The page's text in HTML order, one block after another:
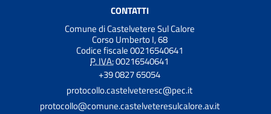
CONTATTI
Comune di Castelvetere Sul Calore
Corso Umberto I, 68
Codice fiscale 00216540641
P. IVA:00216540641
+39 0827 65054
protocollo.castelveteresc@pec.it
protocollo@comune.castelveteresulcalore.av.it